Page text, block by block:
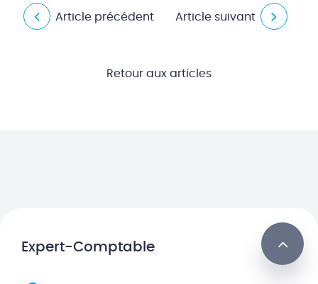
Article précédent Article suivant
Retour aux articles
Expert-Comptable